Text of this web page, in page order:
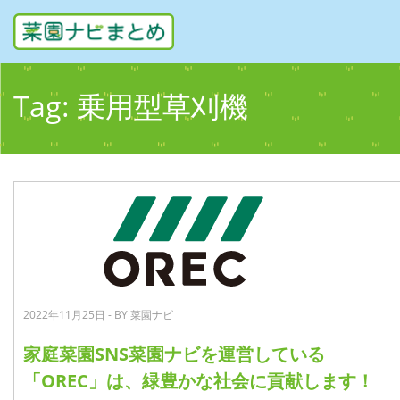
Tag: 乗用型草刈機
2022年11月25日 - BY 菜園ナビ
家庭菜園SNS菜園ナビを運営している
「OREC」は、緑豊かな社会に貢献します！